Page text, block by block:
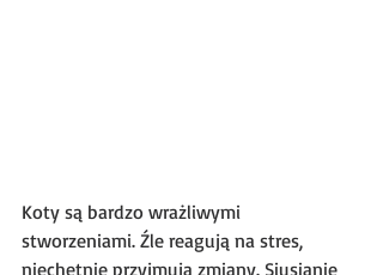
Koty są bardzo wrażliwymi
stworzeniami. Źle reagują na stres,
niechętnie przyjmują zmiany. Siusianie